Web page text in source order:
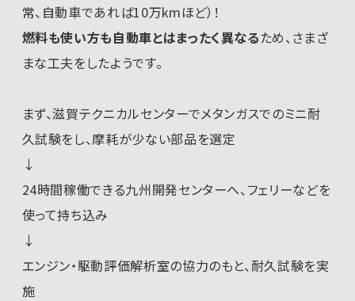
常、自動車であれば10万kmほど）！
燃料も使い方も自動車とはまったく異なるため、さまざ
まな工夫をしたようです。
まず、滋賀テクニカルセンターでメタンガスでのミニ耐
久試験をし、摩耗が少ない部品を選定
↓
24時間稼働できる九州開発センターへ、フェリーなどを
使って持ち込み
↓
エンジン・駆動評価解析室の協力のもと、耐久試験を実
施